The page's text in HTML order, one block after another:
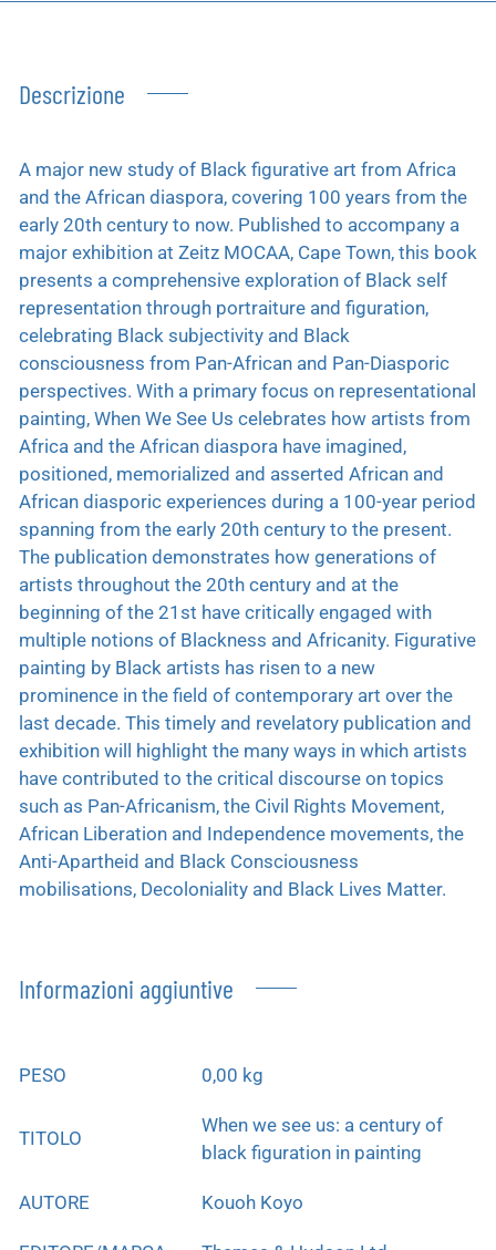
Descrizione
A major new study of Black figurative art from Africa
and the African diaspora, covering 100 years from the
early 20th century to now. Published to accompany a
major exhibition at Zeitz MOCAA, Cape Town, this book
presents a comprehensive exploration of Black self
representation through portraiture and figuration,
celebrating Black subjectivity and Black
consciousness from Pan-African and Pan-Diasporic
perspectives. With a primary focus on representational
painting, When We See Us celebrates how artists from
Africa and the African diaspora have imagined,
positioned, memorialized and asserted African and
African diasporic experiences during a 100-year period
spanning from the early 20th century to the present.
The publication demonstrates how generations of
artists throughout the 20th century and at the
beginning of the 21st have critically engaged with
multiple notions of Blackness and Africanity. Figurative
painting by Black artists has risen to a new
prominence in the field of contemporary art over the
last decade. This timely and revelatory publication and
exhibition will highlight the many ways in which artists
have contributed to the critical discourse on topics
such as Pan-Africanism, the Civil Rights Movement,
African Liberation and Independence movements, the
Anti-Apartheid and Black Consciousness
mobilisations, Decoloniality and Black Lives Matter.
Informazioni aggiuntive
PESO 0,00 kg
TITOLO
When we see us: a century of
black figuration in painting
AUTORE Kouoh Koyo